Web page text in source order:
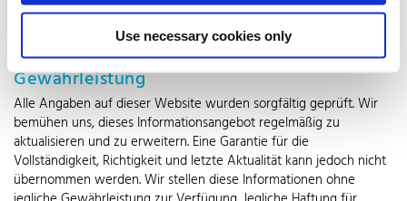
Use necessary cookies only
gemacht werden.
Gewährleistung
Alle Angaben auf dieser Website wurden sorgfältig geprüft. Wir
bemühen uns, dieses Informationsangebot regelmäßig zu
aktualisieren und zu erweitern. Eine Garantie für die
Vollständigkeit, Richtigkeit und letzte Aktualität kann jedoch nicht
übernommen werden. Wir stellen diese Informationen ohne